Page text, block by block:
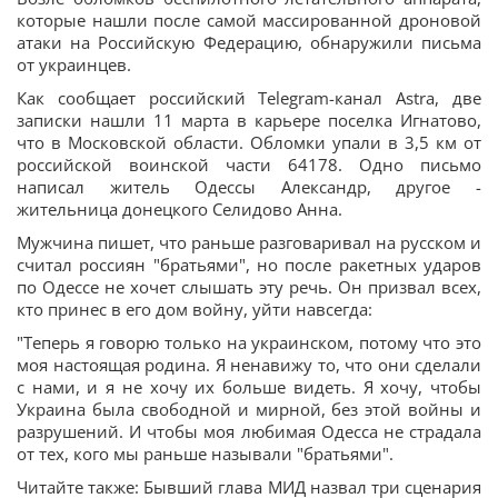
которые нашли после самой массированной дроновой
атаки на Российскую Федерацию, обнаружили письма
от украинцев.
Как сообщает российский Telegram-канал Astra, две
записки нашли 11 марта в карьере поселка Игнатово,
что в Московской области. Обломки упали в 3,5 км от
российской воинской части 64178. Одно письмо
написал житель Одессы Александр, другое -
жительница донецкого Селидово Анна.
Мужчина пишет, что раньше разговаривал на русском и
считал россиян "братьями", но после ракетных ударов
по Одессе не хочет слышать эту речь. Он призвал всех,
кто принес в его дом войну, уйти навсегда:
"Теперь я говорю только на украинском, потому что это
моя настоящая родина. Я ненавижу то, что они сделали
с нами, и я не хочу их больше видеть. Я хочу, чтобы
Украина была свободной и мирной, без этой войны и
разрушений. И чтобы моя любимая Одесса не страдала
от тех, кого мы раньше называли "братьями".
Читайте также: Бывший глава МИД назвал три сценария